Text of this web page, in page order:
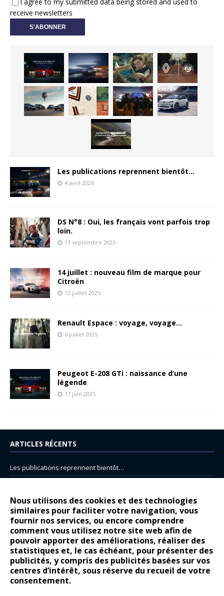
Nous utilisons des cookies et des technologies
similaires pour faciliter votre navigation, vous
fournir nos services, ou encore comprendre
comment vous utilisez notre site web afin de
pouvoir apporter des améliorations, réaliser des
statistiques et, le cas échéant, pour présenter des
publicités, y compris des publicités basées sur vos
centres d’intérêt, sous réserve du recueil de votre
consentement.
receive newsletters
Les publications reprennent bientôt…
4 avril 2026
DS N°8 : Oui, les français vont parfois trop
loin.
13 septembre 2025
14 juillet : nouveau film de marque pour
Citroën
12 juillet 2025
Renault Espace : voyage, voyage…
6 juillet 2025
Peugeot E-208 GTi : naissance d’une
légende
17 juin 2025
ARTICLES RÉCENTS
Les publications reprennent bientôt…
14 juillet : nouveau film de marque pour Citroën
Renault Espace : voyage, voyage…
Peugeot E-208 GTi : naissance d’une légende
COMMENTAIRES RÉCENTS
Bernard DardartdansDacia Sandero : pour les gens vrais